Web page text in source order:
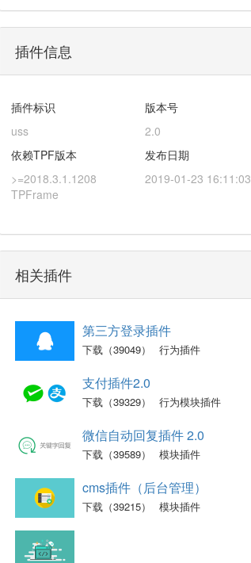
插件信息
插件标识
uss
版本号
2.0
依赖TPF版本
>=2018.3.1.1208
TPFrame
发布日期
2019-01-23 16:11:03
相关插件
第三方登录插件
下载（39049） 行为插件
支付插件2.0
下载（39329） 行为模块插件
微信自动回复插件 2.0
下载（39589） 模块插件
cms插件（后台管理）
下载（39215） 模块插件